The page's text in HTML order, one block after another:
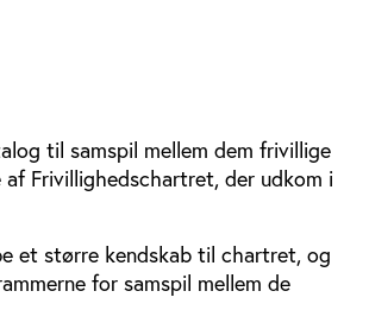
til samspil mellem dem frivillige
Frivillighedschartret, der udkom i
et større kendskab til chartret, og
for samspil mellem de